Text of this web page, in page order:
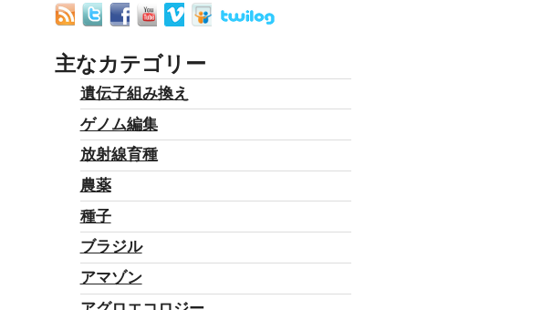
主なカテゴリー
遺伝子組み換え
ゲノム編集
放射線育種
農薬
種子
ブラジル
アマゾン